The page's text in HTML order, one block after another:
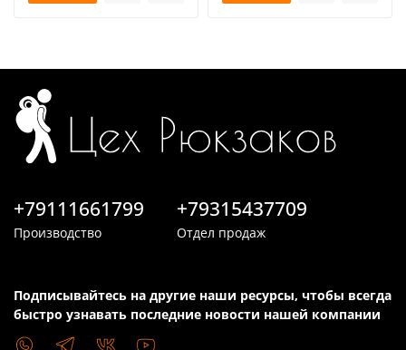
+79111661799
Производство
+79315437709
Отдел продаж
Подписывайтесь на другие наши ресурсы, чтобы всегда
быстро узнавать последние новости нашей компании